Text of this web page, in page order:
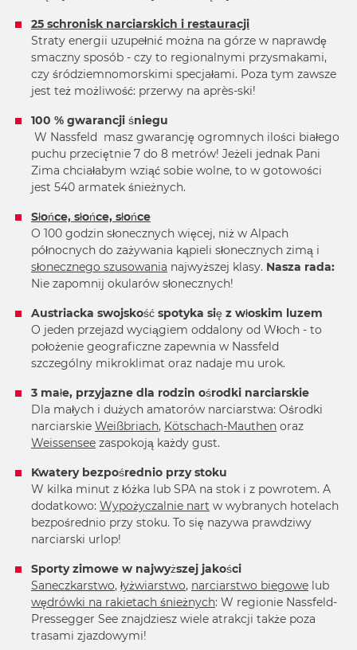
25 schronisk narciarskich i restauracji
Straty energii uzupełnić można na górze w naprawdę
smaczny sposób - czy to regionalnymi przysmakami,
czy śródziemnomorskimi specjałami. Poza tym zawsze
jest też możliwość: przerwy na après-ski!
100 % gwarancji śniegu
W Nassfeld masz gwarancję ogromnych ilości białego
puchu przeciętnie 7 do 8 metrów! Jeżeli jednak Pani
Zima chciałabym wziąć sobie wolne, to w gotowości
jest 540 armatek śnieżnych.
Słońce, słońce, słońce
O 100 godzin słonecznych więcej, niż w Alpach
północnych do zażywania kąpieli słonecznych zimą i
słonecznego szusowania najwyższej klasy. Nasza rada:
Nie zapomnij okularów słonecznych!
Austriacka swojskość spotyka się z włoskim luzem
O jeden przejazd wyciągiem oddalony od Włoch - to
położenie geograficzne zapewnia w Nassfeld
szczególny mikroklimat oraz nadaje mu urok.
3 małe, przyjazne dla rodzin ośrodki narciarskie
Dla małych i dużych amatorów narciarstwa: Ośrodki
narciarskie Weißbriach, Kötschach-Mauthen oraz
Weissensee zaspokoją każdy gust.
Kwatery bezpośrednio przy stoku
W kilka minut z łóżka lub SPA na stok i z powrotem. A
dodatkowo: Wypożyczalnie nart w wybranych hotelach
bezpośrednio przy stoku. To się nazywa prawdziwy
narciarski urlop!
Sporty zimowe w najwyższej jakości
Saneczkarstwo, łyżwiarstwo, narciarstwo biegowe lub
wędrówki na rakietach śnieżnych: W regionie Nassfeld-
Pressegger See znajdziesz wiele atrakcji także poza
trasami zjazdowymi!